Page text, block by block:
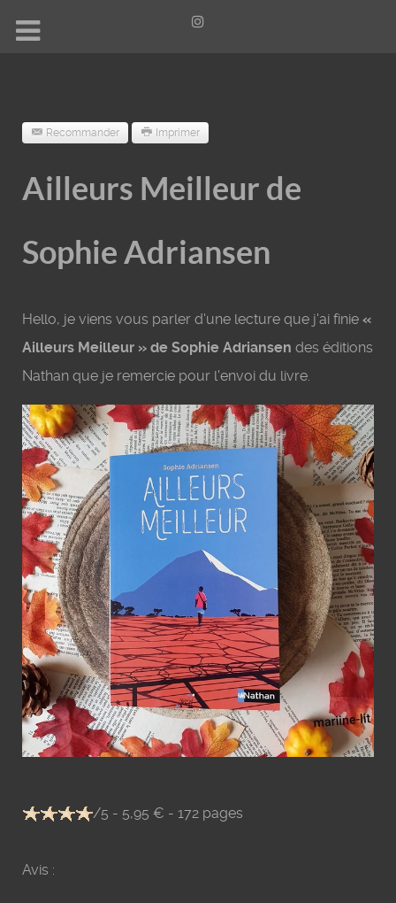
Recommander Imprimer
Ailleurs Meilleur de
Sophie Adriansen
Hello, je viens vous parler d'une lecture que j'ai finie «
Ailleurs Meilleur » de Sophie Adriansen des éditions
Nathan que je remercie pour l'envoi du livre.
/5 - 5,95 € - 172 pages
Avis :